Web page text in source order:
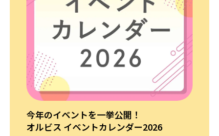
今年のイベントを一挙公開！
オルビス イベントカレンダー2026